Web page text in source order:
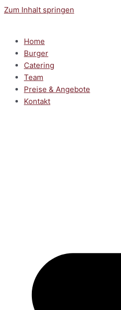
Zum Inhalt springen
Home
Burger
Catering
Team
Preise & Angebote
Kontakt